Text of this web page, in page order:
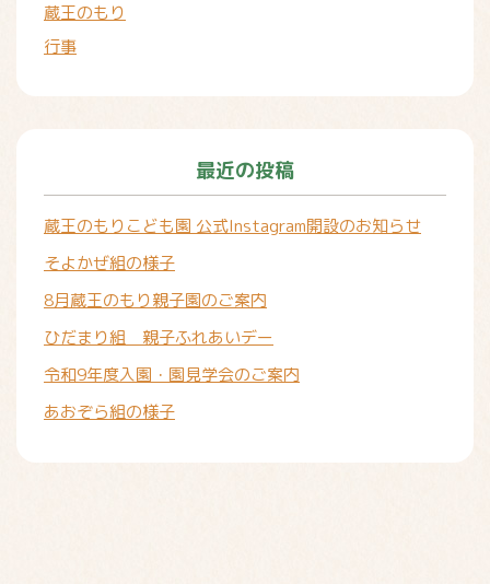
蔵王のもり
行事
最近の投稿
蔵王のもりこども園 公式Instagram開設のお知らせ
そよかぜ組の様子
8月蔵王のもり親子園のご案内
ひだまり組 親子ふれあいデー
令和9年度入園・園見学会のご案内
あおぞら組の様子